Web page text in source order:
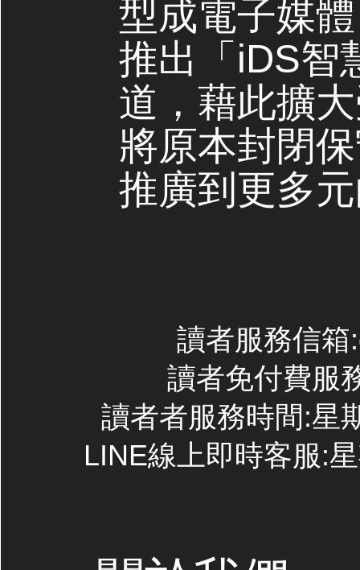
型成電子媒
推出「iDS智
道，藉此擴
將原本封閉
推廣到更多
讀者服務信
讀者免付費服
讀者者服務時間:星
LINE線上即時客服: